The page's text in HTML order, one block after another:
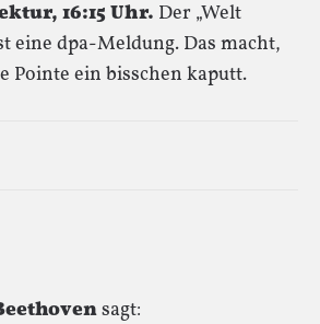
16:15 Uhr. Der „Welt
eine dpa-Meldung. Das macht,
Pointe ein bisschen kaputt.
sagt: